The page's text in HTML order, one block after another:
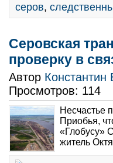
серов,
Серовская
проверку в
Автор Константин
Просмотров: 114
Несчастье
Приобья,
«Глобусу»
житель